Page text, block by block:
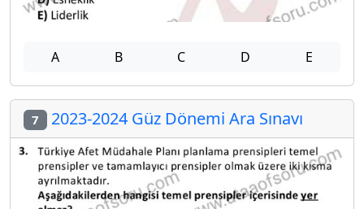
A B C D E
7 2023-2024 Güz Dönemi Ara Sınavı